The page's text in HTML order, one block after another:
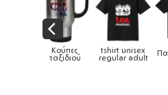
Παιδικό tshirt Drill Καπέλα
ενηλίκων